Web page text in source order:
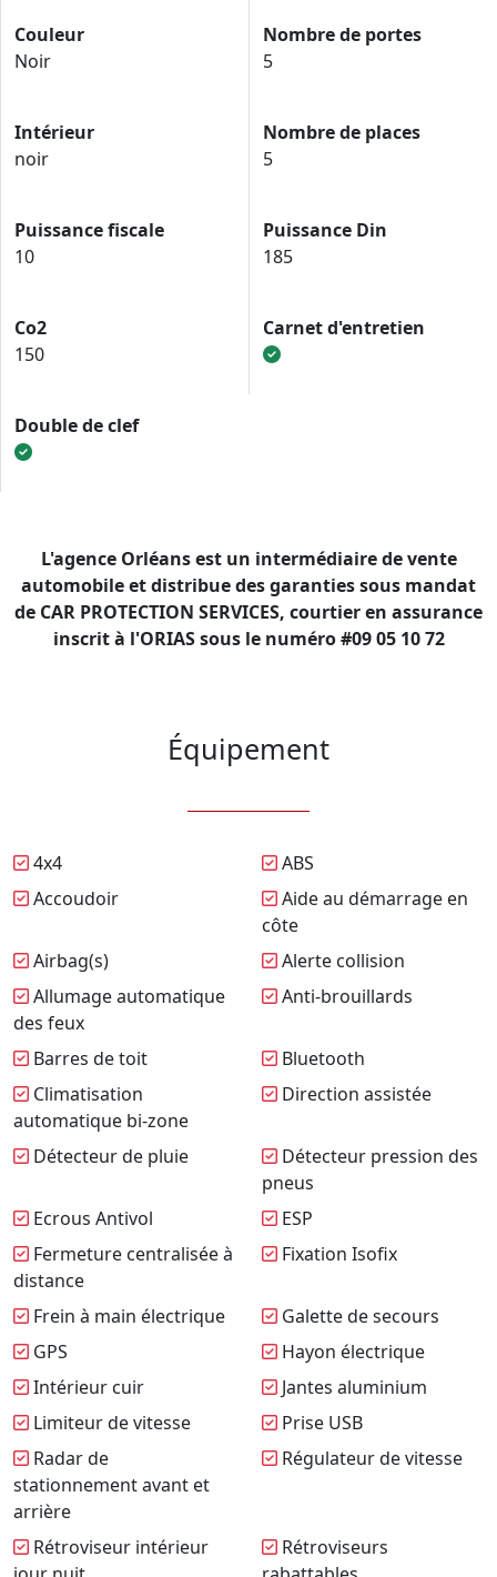
Couleur
Noir
Nombre de portes
5
Intérieur
noir
Nombre de places
5
Puissance fiscale
10
Puissance Din
185
Co2
150
Carnet d'entretien
Double de clef
L'agence Orléans est un intermédiaire de vente
automobile et distribue des garanties sous mandat
de CAR PROTECTION SERVICES, courtier en assurance
inscrit à l'ORIAS sous le numéro #09 05 10 72
Équipement
4x4
ABS
Accoudoir
Aide au démarrage en
côte
Airbag(s)
Alerte collision
Allumage automatique
des feux
Anti-brouillards
Barres de toit
Bluetooth
Climatisation
automatique bi-zone
Direction assistée
Détecteur de pluie
Détecteur pression des
pneus
Ecrous Antivol
ESP
Fermeture centralisée à
distance
Fixation Isofix
Frein à main électrique
Galette de secours
GPS
Hayon électrique
Intérieur cuir
Jantes aluminium
Limiteur de vitesse
Prise USB
Radar de
stationnement avant et
arrière
Régulateur de vitesse
Rétroviseur intérieur
Rétroviseurs